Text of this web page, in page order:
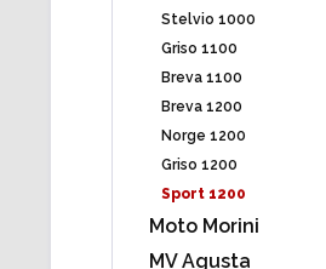
Stelvio 1000
Griso 1100
Breva 1100
Breva 1200
Norge 1200
Griso 1200
Sport 1200
Moto Morini
MV Agusta